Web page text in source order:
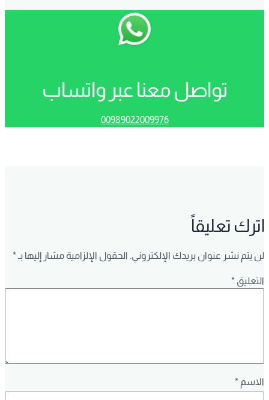
تواصل معنا عبر واتساب
00989022009976
اترك تعليقاً
لن يتم نشر عنوان بريدك الإلكتروني. الحقول الإلزامية مشار إليها بـ*
التعليق *
الاسم *